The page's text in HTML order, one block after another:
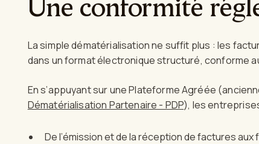
Une conformité
La simple dématérialisation ne suffit plus : les
dans un format électronique structuré, conforme
En s’appuyant sur une Plateforme Agréée
Dématérialisation Partenaire - PDP), les
De l’émission et de la réception de factures aux